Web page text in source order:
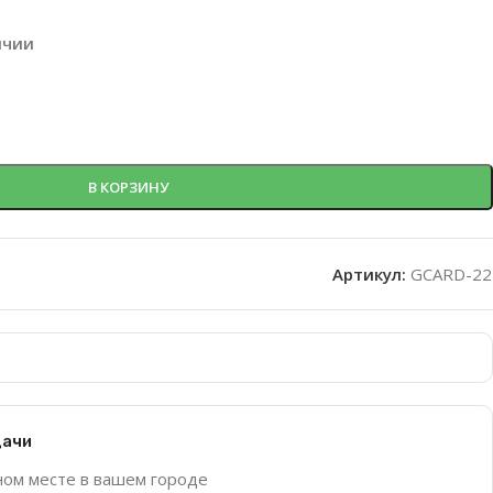
В КОРЗИНУ
Артикул: GCARD-22
месте в вашем городе